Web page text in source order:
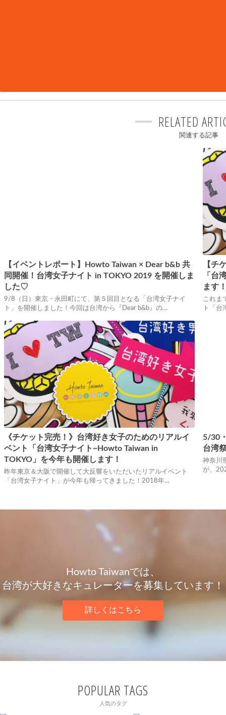
RELATED
関連する記事
【イベントレポート】Howto Taiwan × Dear b&b 共
同開催！台湾女子ナイト in TOKYO 2019 を開催しま
した♡
9/8（日）東京・永田町にて、第５回目となる「台湾女子ナイ
ト」を開催しました！今回は台湾から『Dear b&b』の…
【チ
「台
ます
これま
ト「
《チケット完売！》台湾好き女子のためのリアルイ
ベント「台湾女子ナイト~Howto Taiwan in
TOKYO」を今年も開催します！
昨年東京＆大阪で開催して大反響をいただいたリアルイベント
「台湾女子ナイト」が今年も帰ってきました！2018年…
5/30
台湾
神奈川
が、
Howto Taiwanでは、
台湾が大好きなキュレーターを募集しています！
詳しくはこちら
POPULAR TAGS
人気のタグ